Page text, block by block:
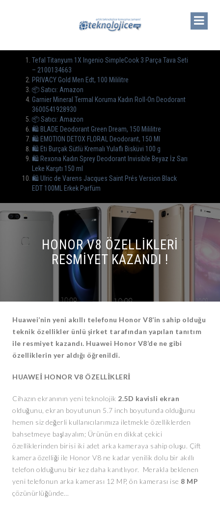
Tefal Titanyum 1X Ingenio SimpleCook 3 Parça Tava Seti
– 2100134663
PRIVACY Gold Men Edt, 100 Mililitre
📦 Satıcı: Amazon
Garnier Mineral Termal Koruma Kadın Roll-On Deodorant
3600541928930
📦 Satıcı: Amazon
🛍️ BLADE Deodorant Green Dream, 150 Mililitre
🛍️ EMOTION DETOX FLORAL Deodorant, 150 Ml
🛍️ Eti Burçak Sütlü Kremalı Yulaflı Bisküvi 100 g
🛍️ Rexona Kadın Sprey Deodorant Invisible Beyaz İz Sarı
Leke Karşıtı 150 ml
🛍️ Ulric de Varens Jacques Saint Prés Version Black
EDT 100ML Erkek Parfüm
HONOR V8 ÖZELLIKLERI
RESMIYET KAZANDI !
Huawei’nin yeni akıllı telefonu Honor V8’in sahip olduğu
teknik özellikler ünlü şirket tarafından yapılan tanıtım
ile resmiyet kazandı. Huawei Honor V8’de ne gibi
özelliklerin yer aldığı öğrenildi.
HUAWEİ HONOR V8 ÖZELLİKLERİ
Cihazın ekranının yeni teknolojik 2.5D kavisli ekran
olduğunu, ekran boyutunun 5.7 inch boyutunda olduğunu
hemen siz değerli kullanıcılarımıza iletmekle özelliklerden
bahsetmeye başlayalım; Ürünün en dikkat çekici
özelliklerinden birisi iki adet arka kameraya sahip oluşu. Çift
kamera özelliği ile Honor V8 ne kadar yenilik dolu bir akıllı
telefon olduğunu bir kez daha kanıtlıyor. Merakla beklenen
yeni telefonun arka kamerası 12 MP, ön kamerası ise 8 MP
çözünürlüğünde…